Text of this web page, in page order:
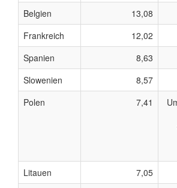
Belgien
13,08
Frankreich
12,02
Spanien
8,63
Slowenien
8,57
Polen
7,41
Litauen
7,05